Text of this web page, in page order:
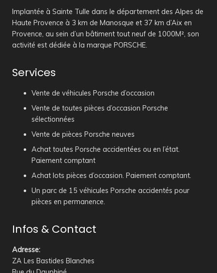
Implantée à Sainte Tulle dans le département des Alpes de
Haute Provence à 3 km de Manosque et 37 km d’Aix en
Provence, au sein d’un bâtiment tout neuf de 1000M², son
activité est dédiée à la marque PORSCHE.
Services
Vente de véhicules Porsche d’occasion
Vente de toutes pièces d’occasion Porsche
sélectionnées
Vente de pièces Porsche neuves
Achat toutes Porsche accidentées ou en l’état.
Paiement comptant
Achat lots pièces d’occasion. Paiement comptant.
Un parc de 15 véhicules Porsche accidentés pour
pièces en permanence.
Infos & Contact
Adresse:
ZA Les Bastides Blanches